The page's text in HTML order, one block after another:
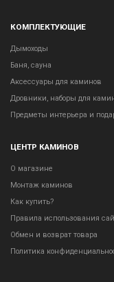
КОМПЛЕКТУЮЩИЕ
Дымоходы
Баня, сауна
Аксессуары для каминов
Дровники, наборы для
Предметы интерьера и
ЦЕНТР КАМИНОВ
О магазине
Монтаж каминов
Как купить?
Правила использования
Обмен и возврат товара
Политика